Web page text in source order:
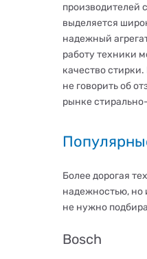
производителей
выделяется
надежный
работу техники
качество
не говорить об
рынке
Более дорогая
надежностью, но
не нужно
Bosch